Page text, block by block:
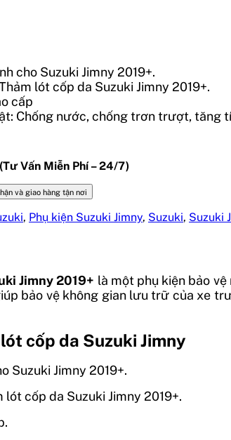
cho Suzuki Jimny 2019+.
lót cốp da Suzuki Jimny 2019+.
cấp
Chống nước, chống trơn trượt, tăng
(Tư Vấn Miễn Phí – 24/7)
và giao hàng tận nơi
, Phụ kiện Suzuki Jimny, Suzuki, Suzuki
Jimny 2019+ là một phụ kiện bảo
bảo vệ không gian lưu trữ của xe
cốp da Suzuki Jimny
Suzuki Jimny 2019+.
lót cốp da Suzuki Jimny 2019+.